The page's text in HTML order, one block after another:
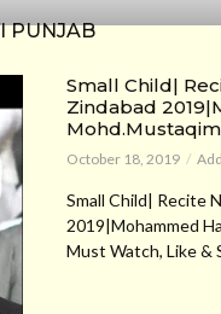
PUNJAB
Small Child|
Zindabad
Mohd.Mustaqim
October 18, 2019
Small Child| Recite
2019|Mohammed
Must Watch, Like &